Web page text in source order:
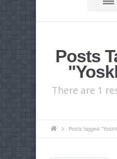
Posts
There are 1
Posts tagged